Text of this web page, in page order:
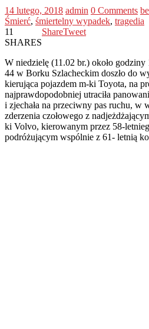
14 lutego, 2018 admin 0 Comments
Śmierć, śmiertelny wypadek, tragedia
11
SHARES
ShareTweet
W niedzielę (11.02 br.) około
44 w Borku Szlacheckim doszło do
kierująca pojazdem m-ki Toyota, na
najprawdopodobniej utraciła
i zjechała na przeciwny pas ruchu, w
zderzenia czołowego z
ki Volvo, kierowanym przez 58-
podróżującym wspólnie z 61- letnią